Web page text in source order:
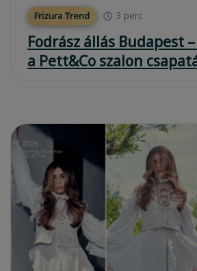
Frizura Trend 3 perc
Fodrász állás Budapest
a Pett&Co szalon